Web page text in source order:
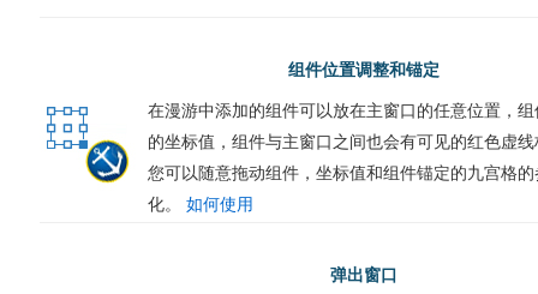
组件位置调整和锚定
在漫游中添加的组件可以放在主窗口的任意位置，
的坐标值，组件与主窗口之间也会有可见的红色虚
您可以随意拖动组件，坐标值和组件锚定的九宫格
化。 如何使用
弹出窗口